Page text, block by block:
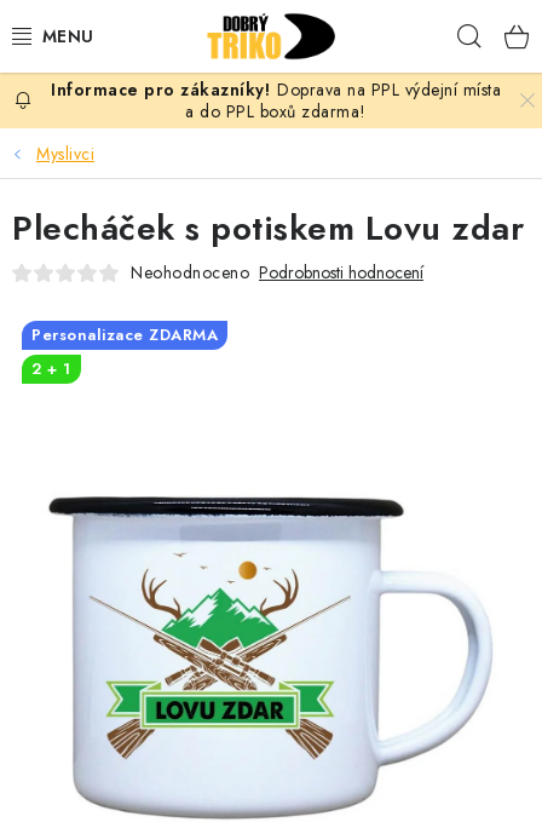
na
PRO ŽENY
PRO MUŽE
PRO DĚTI
PRO PÁRY
OKAMŽITĚ K ODBĚRU
MÁM SRDCE POMÁHÁM
VÁNOCE
Doprava na PPL výdejní místa
a do PPL boxů zdarma!
Myslivci
Plecháček s potiskem Lovu zdar
Neohodnoceno Podrobnosti hodnocení
Personalizace ZDARMA
2 + 1